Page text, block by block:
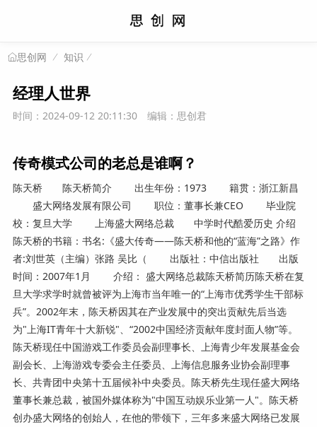
思创网 知识
经理人世界
时间：2024-09-12 20:11:30 编辑：思创君
传奇模式公司的老总是谁啊？
陈天桥 陈天桥简介 出生年份：1973 籍贯：浙江新昌
盛大网络发展有限公司 职位：董事长兼CEO 毕业院
校：复旦大学 上海盛大网络总裁 中学时代酷爱历史 介绍
陈天桥的书籍：书名:《盛大传奇——陈天桥和他的“蓝海”之路》作
者:刘世英（主编）张路 吴比（ 出版社：中信出版社 出版
时间：2007年1月 介绍： 盛大网络总裁陈天桥简历陈天桥在复
旦大学求学时就曾被评为上海市当年唯一的“上海市优秀学生干部标
兵”。2002年末，陈天桥因其在产业发展中的突出贡献先后当选
为"上海IT青年十大新锐"、“2002中国经济贡献年度封面人物”等。
陈天桥现任中国游戏工作委员会副理事长、上海青少年发展基金会
副会长、上海游戏专委会主任委员、上海信息服务业协会副理事
长、共青团中央第十五届候补中央委员。陈天桥先生现任盛大网络
董事长兼总裁，被国外媒体称为"中国互动娱乐业第一人"。陈天桥
创办盛大网络的创始人，在他的带领下，三年多来盛大网络已发展